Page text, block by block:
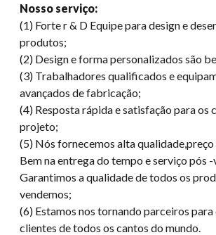
Nosso serviço:
(1) Forte r & D Equipe para design e
produtos;
(2) Design e forma personalizados são
(3) Trabalhadores qualificados e
avançados de fabricação;
(4) Resposta rápida e satisfação para os
projeto;
(5) Nós fornecemos alta
Bem na entrega do tempo e serviço pós
Garantimos a qualidade de todos os
vendemos;
(6) Estamos nos tornando parceiros para
clientes de todos os cantos do mundo.